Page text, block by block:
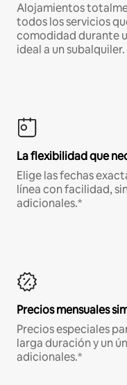
Alojamientos
todos los servicios
comodidad durante
ideal a un subalquiler.
La flexibilidad que
Elige las fechas
línea con facilidad,
adicionales.*
Precios mensuales
Precios especiales
larga duración y un
adicionales.*